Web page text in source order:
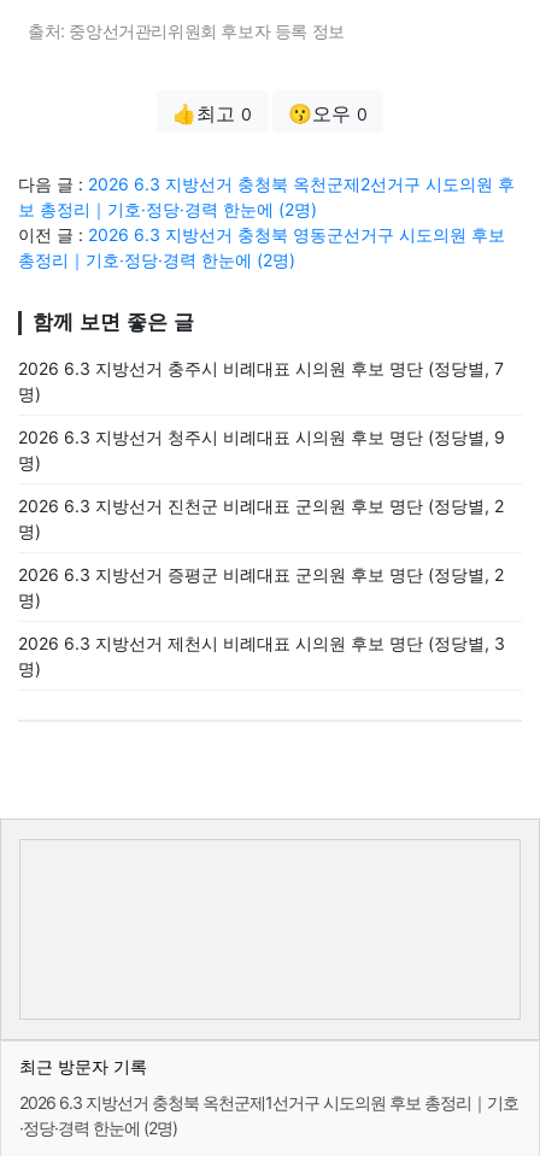
출처: 중앙선거관리위원회 후보자 등록 정보
👍최고 0 😗오우 0
다음 글 : 2026 6.3 지방선거 충청북 옥천군제2선거구 시도의원 후
보 총정리｜기호·정당·경력 한눈에 (2명)
이전 글 : 2026 6.3 지방선거 충청북 영동군선거구 시도의원 후보
총정리｜기호·정당·경력 한눈에 (2명)
함께 보면 좋은 글
2026 6.3 지방선거 충주시 비례대표 시의원 후보 명단 (정당별, 7
명)
2026 6.3 지방선거 청주시 비례대표 시의원 후보 명단 (정당별, 9
명)
2026 6.3 지방선거 진천군 비례대표 군의원 후보 명단 (정당별, 2
명)
2026 6.3 지방선거 증평군 비례대표 군의원 후보 명단 (정당별, 2
명)
2026 6.3 지방선거 제천시 비례대표 시의원 후보 명단 (정당별, 3
명)
최근 방문자 기록
2026 6.3 지방선거 충청북 옥천군제1선거구 시도의원 후보 총정리｜기호
·정당·경력 한눈에 (2명)